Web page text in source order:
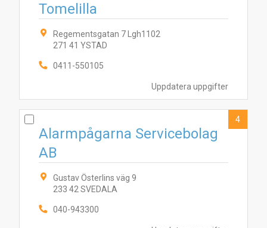
Uppdatera uppgifter
Tomelilla
Regementsgatan 7 Lgh1102
271 41 YSTAD
0411-550105
Alarmpågarna Servicebolag
AB
Gustav Österlins väg 9
233 42 SVEDALA
040-943300
4